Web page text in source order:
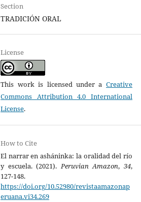
Section
TRADICIÓN ORAL
License
This work is licensed under a Creative
Commons Attribution 4.0 International
License.
How to Cite
El narrar en asháninka: la oralidad del río
y escuela. (2021).Peruvian Amazon, 34,
127-148.
https://doi.org/10.52980/revistaamazonap
eruana.vi34.269